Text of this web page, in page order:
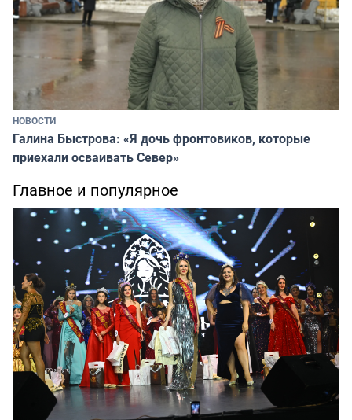
НОВОСТИ
Галина Быстрова: «Я дочь фронтовиков, которые
приехали осваивать Север»
Главное и популярное